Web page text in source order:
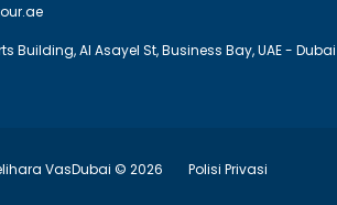
Building, Al Asayel St, Business Bay, UAE - Dubai
VasDubai © 2026 Polisi Privasi